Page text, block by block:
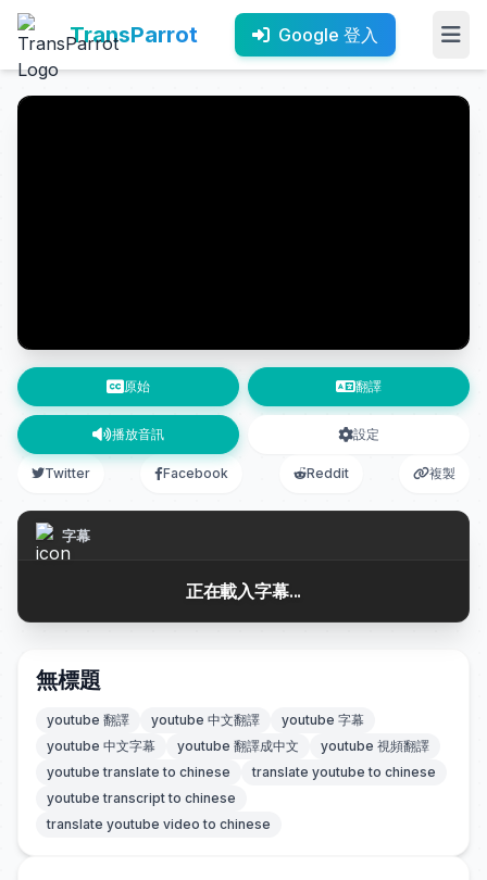
TransParrot Google 登入
原始 翻譯
播放音訊 設定
Twitter Facebook Reddit 複製
字幕
正在載入字幕...
無標題
youtube 翻譯 youtube 中文翻譯
youtube 字幕
youtube 中文字幕
youtube 翻譯成中文
youtube 視頻翻譯
youtube translate to chinese
translate youtube to chinese
youtube transcript to chinese
translate youtube video to chinese